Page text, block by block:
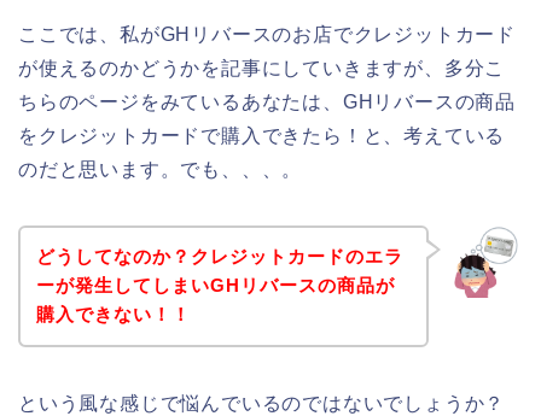
ここでは、私がGHリバースのお店でクレジットカード
が使えるのかどうかを記事にしていきますが、多分こ
ちらのページをみているあなたは、GHリバースの商品
をクレジットカードで購入できたら！と、考えている
のだと思います。でも、、、。
どうしてなのか？クレジットカードのエラ
ーが発生してしまいGHリバースの商品が
購入できない！！
という風な感じで悩んでいるのではないでしょうか？